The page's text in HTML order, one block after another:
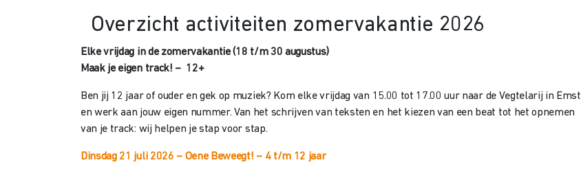
Overzicht activiteiten zomervakantie 2026
Elke vrijdag in de zomervakantie (18 t/m 30 augustus)
Maak je eigen track! – 12+
Ben jij 12 jaar of ouder en gek op muziek? Kom elke vrijdag van 15.00 tot 17.00 uur naar de Vegtelarij in Emst
en werk aan jouw eigen nummer. Van het schrijven van teksten en het kiezen van een beat tot het opnemen
van je track: wij helpen je stap voor stap.
Dinsdag 21 juli 2026 – Oene Beweegt! – 4 t/m 12 jaar